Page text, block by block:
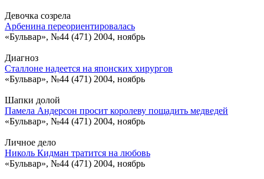
Девочка созрела
Арбенина переориентировалась
«Бульвар», №44 (471) 2004, ноябрь
Диагноз
Сталлоне надеется на японских хирургов
«Бульвар», №44 (471) 2004, ноябрь
Шапки долой
Памела Андерсон просит королеву пощадить медведей
«Бульвар», №44 (471) 2004, ноябрь
Личное дело
Николь Кидман тратится на любовь
«Бульвар», №44 (471) 2004, ноябрь